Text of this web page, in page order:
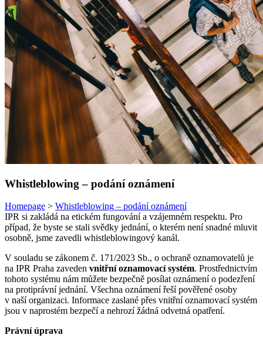
Whistleblowing – podání oznámení
Homepage > Whistleblowing – podání oznámení
IPR si zakládá na etickém fungování a vzájemném respektu. Pro
případ, že byste se stali svědky jednání, o kterém není snadné mluvit
osobně, jsme zavedli whistleblowingový kanál.
V souladu se zákonem č. 171/2023 Sb., o ochraně oznamovatelů je
na IPR Praha zaveden vnitřní oznamovací systém. Prostřednictvím
tohoto systému nám můžete bezpečně posílat oznámení o podezření
na protiprávní jednání. Všechna oznámení řeší pověřené osoby
v naší organizaci. Informace zaslané přes vnitřní oznamovací systém
jsou v naprostém bezpečí a nehrozí žádná odvetná opatření.
Právní úprava